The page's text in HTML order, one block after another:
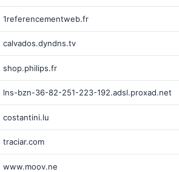
1referencementweb.fr
calvados.dyndns.tv
shop.philips.fr
lns-bzn-36-82-251-223-192.adsl.proxad.net
costantini.lu
traciar.com
www.moov.ne